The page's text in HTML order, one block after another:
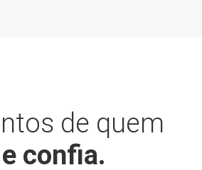
de quem
confia.